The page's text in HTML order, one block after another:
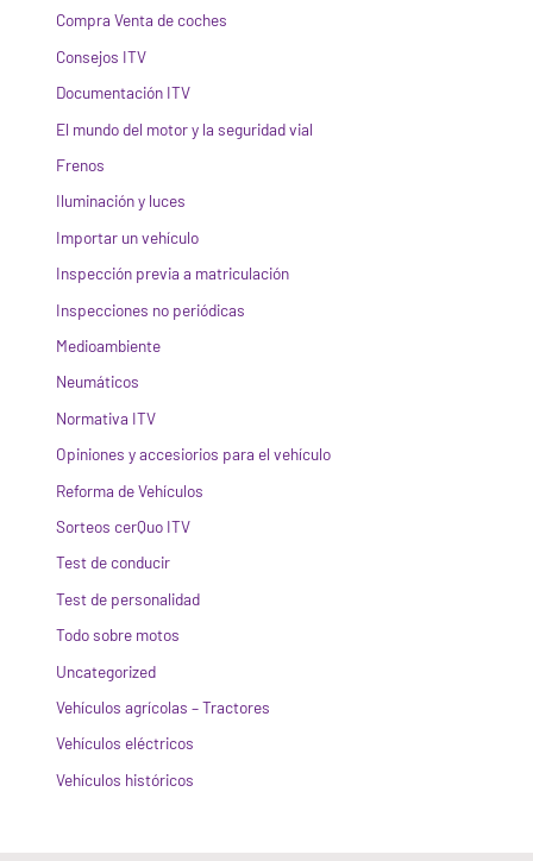
Compra Venta de coches
Consejos ITV
Documentación ITV
El mundo del motor y la seguridad vial
Frenos
Iluminación y luces
Importar un vehículo
Inspección previa a matriculación
Inspecciones no periódicas
Medioambiente
Neumáticos
Normativa ITV
Opiniones y accesiorios para el vehículo
Reforma de Vehículos
Sorteos cerQuo ITV
Test de conducir
Test de personalidad
Todo sobre motos
Uncategorized
Vehículos agrícolas – Tractores
Vehículos eléctricos
Vehículos históricos